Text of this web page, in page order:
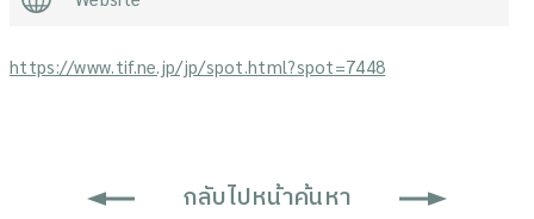
https://www.tif.ne.jp/jp/spot.html?spot=7448
กลับไปหน้าค้นหา